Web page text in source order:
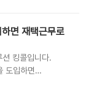
꼭 도입해야 하는
이 완전히
..
한다는 인식이
면 CRM에
하려면 사무실
운영 현황을
제대로 응대하기
면 재택근무로
킹콜입니다.
도입하면
에 대해